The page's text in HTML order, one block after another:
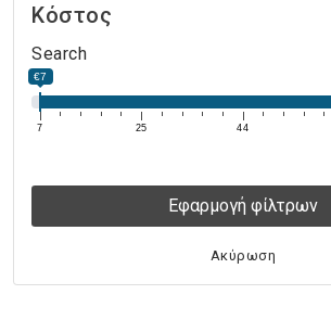
Κόστος
Search
€7
7 25 44
Εφαρμογή φίλτρων
Ακύρωση